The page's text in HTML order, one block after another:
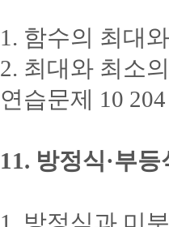
1. 함수의 최대
2. 최대와 최소
연습문제 10 204
11. 방정식·부